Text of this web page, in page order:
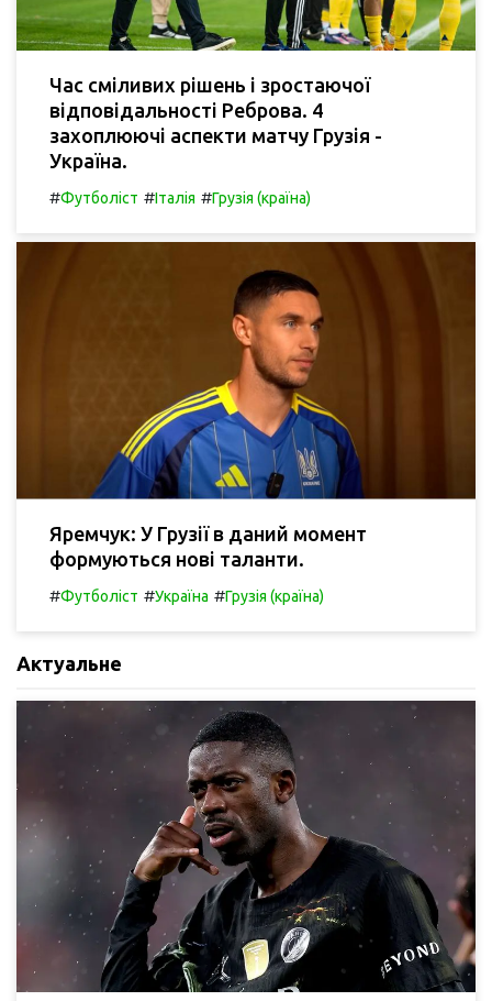
Час сміливих рішень і зростаючої
відповідальності Реброва. 4
захоплюючі аспекти матчу Грузія -
Україна.
#Футболіст #Італія #Грузія (країна)
Яремчук: У Грузії в даний момент
формуються нові таланти.
#Футболіст #Україна #Грузія (країна)
Актуальне